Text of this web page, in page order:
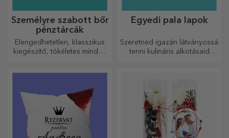
Személyre szabott bőr
pénztárcák
Elengedhetetlen, klasszikus
kiegészítő, tökéletes minden
Egyedi pala lapok
Szeretnéd igazán látványossá
tenni kulináris alkotásaid